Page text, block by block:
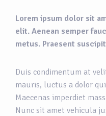
Lorem ipsum dolor sit
elit. Aenean semper
metus. Praesent
Duis condimentum at
mauris, luctus a dolor
Maecenas imperdiet
Nunc sit amet vehicula